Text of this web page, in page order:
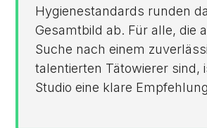
Hygienestandards runden
Gesamtbild ab. Für alle, die
Suche nach einem
talentierten Tätowierer sind,
Studio eine klare